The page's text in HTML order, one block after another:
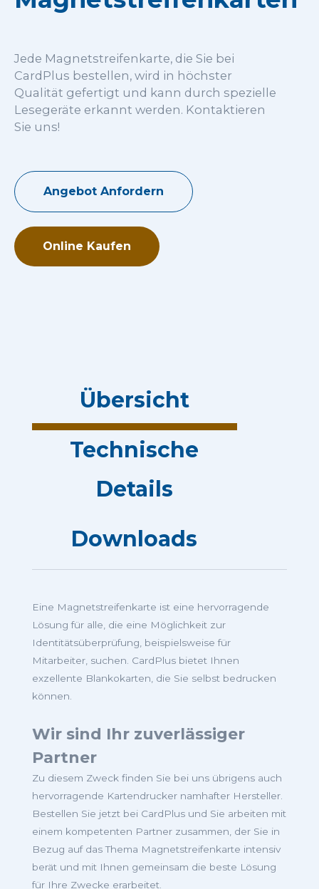
Jede Magnetstreifenkarte, die Sie bei
CardPlus bestellen, wird in höchster
Qualität gefertigt und kann durch spezielle
Lesegeräte erkannt werden. Kontaktieren
Sie uns!
Angebot Anfordern
Online Kaufen
Übersicht
Technische
Details
Downloads
Eine Magnetstreifenkarte ist eine hervorragende
Lösung für alle, die eine Möglichkeit zur
Identitätsüberprüfung, beispielsweise für
Mitarbeiter, suchen. CardPlus bietet Ihnen
exzellente Blankokarten, die Sie selbst bedrucken
können.
Wir sind Ihr zuverlässiger
Partner
Zu diesem Zweck finden Sie bei uns übrigens auch
hervorragende Kartendrucker namhafter Hersteller.
Bestellen Sie jetzt bei CardPlus und Sie arbeiten mit
einem kompetenten Partner zusammen, der Sie in
Bezug auf das Thema Magnetstreifenkarte intensiv
berät und mit Ihnen gemeinsam die beste Lösung
für Ihre Zwecke erarbeitet.